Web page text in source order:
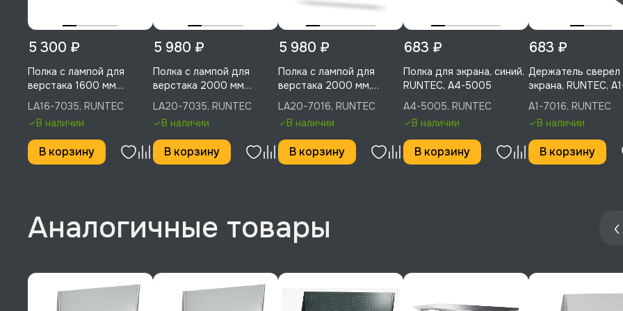
5 300 ₽
Полка с лампой для
верстака 1600 мм
(светло-серый), RUNTEC,
LA16-7035
LA16-7035, RUNTEC
В наличии
В корзину
5 980 ₽
Полка с лампой для
верстака 2000 мм
(светло-серый), RUNTEC,
LA20-7035
LA20-7035, RUNTEC
В наличии
В корзину
5 980 ₽
Полка с лампой для
верстака 2000 мм,
RUNTEC, LA20-7016
LA20-7016, RUNTEC
В наличии
В корзину
683 ₽
Полка для экрана, синий,
RUNTEC, A4-5005
A4-5005, RUNTEC
В наличии
В корзину
683 ₽
Держатель сверел
экрана, RUNTEC,
A1-7016, RUNTEC
В наличии
В корзину